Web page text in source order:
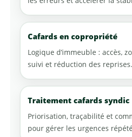
Cafards en copropriété
Logique d’immeuble : accès,
suivi et réduction des reprises.
Traitement cafards syndic
Priorisation, traçabilité et
pour gérer les urgences